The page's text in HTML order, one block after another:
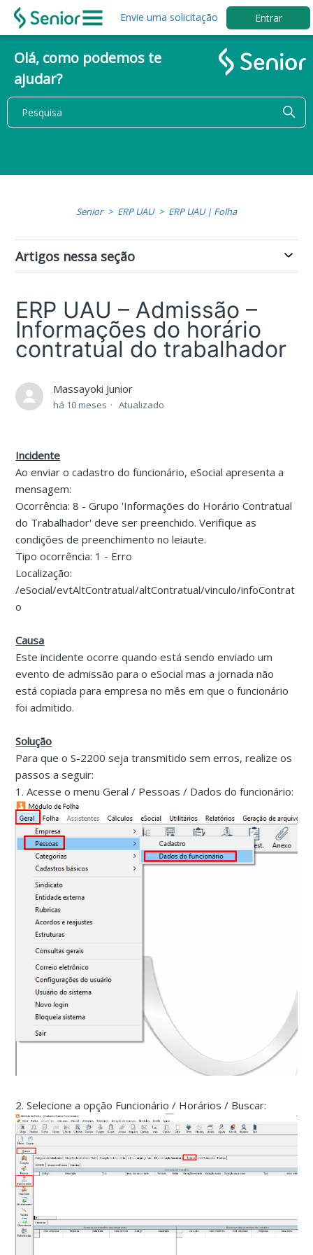
Envie uma solicitação Entrar
Olá, como podemos te
ajudar?
Senior ERP UAU ERP UAU | Folha
Artigos nessa seção
ERP UAU – Admissão –
Informações do horário
contratual do trabalhador
Massayoki Junior
há 10 meses Atualizado
Incidente
Ao enviar o cadastro do funcionário, eSocial apresenta a
mensagem:
Ocorrência: 8 - Grupo 'Informações do Horário Contratual
do Trabalhador' deve ser preenchido. Verifique as
condições de preenchimento no leiaute.
Tipo ocorrência: 1 - Erro
Localização:
/eSocial/evtAltContratual/altContratual/vinculo/infoContrat
o
Causa
Este incidente ocorre quando está sendo enviado um
evento de admissão para o eSocial mas a jornada não
está copiada para empresa no mês em que o funcionário
foi admitido.
Solução
Para que o S-2200 seja transmitido sem erros, realize os
passos a seguir:
1. Acesse o menu Geral / Pessoas / Dados do funcionário:
2. Selecione a opção Funcionário / Horários / Buscar: